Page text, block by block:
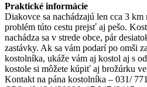
Praktické informácie
Diakovce sa nachádzajú len cca 3 km
problém túto cestu prejsť aj pešo.
nachádza sa v strede obce, pár
zastávky. Ak sa vám podarí po omši
kostolníka, ukáže vám aj kostol aj s
kostole si môžete kúpiť aj brožúrku
Kontakt na pána kostolníka – 031/